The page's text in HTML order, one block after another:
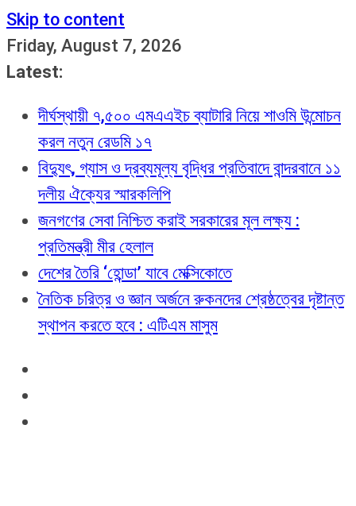
Skip to content
Friday, August 7, 2026
Latest:
দীর্ঘস্থায়ী ৭,৫০০ এমএএইচ ব্যাটারি নিয়ে শাওমি উন্মোচন
করল নতুন রেডমি ১৭
বিদ্যুৎ, গ্যাস ও দ্রব্যমূল্য বৃদ্ধির প্রতিবাদে বান্দরবানে ১১
দলীয় ঐক্যের স্মারকলিপি
জনগণের সেবা নিশ্চিত করাই সরকারের মূল লক্ষ্য :
প্রতিমন্ত্রী মীর হেলাল
দেশের তৈরি ‘হোন্ডা’ যাবে মেক্সিকোতে
নৈতিক চরিত্র ও জ্ঞান অর্জনে রুকনদের শ্রেষ্ঠত্বের দৃষ্টান্ত
স্থাপন করতে হবে : এটিএম মাসুম